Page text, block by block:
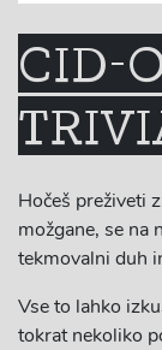
CID-
Hočeš preživeti
možgane, se na
tekmovalni duh
Vse to lahko
tokrat nekoliko